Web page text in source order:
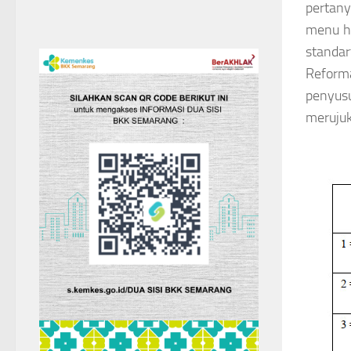
menu